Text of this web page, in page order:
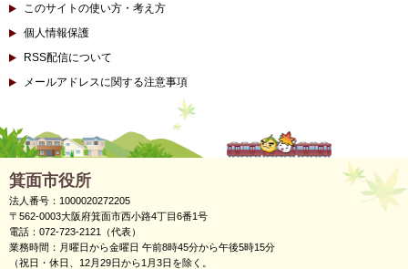
このサイトの使い方・考え方
個人情報保護
RSS配信について
メールアドレスに関する注意事項
箕面市役所
法人番号：1000020272205
〒562-0003大阪府箕面市西小路4丁目6番1号
電話：072-723-2121（代表）
業務時間：月曜日から金曜日 午前8時45分から午後5時15分
（祝日・休日、12月29日から1月3日を除く。